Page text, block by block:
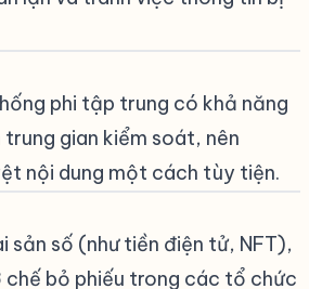
phi tập trung có khả năng
gian kiểm soát, nên
nội dung một cách tùy tiện.
sản số (như tiền điện tử, NFT),
chế bỏ phiếu trong các tổ chức